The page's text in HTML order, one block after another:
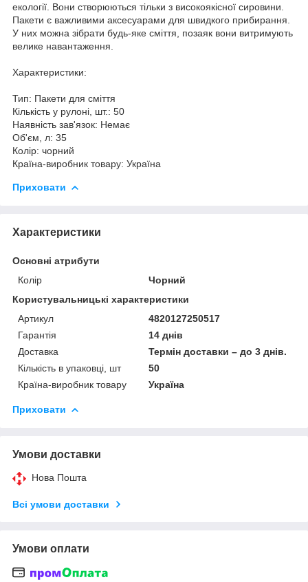
екології. Вони створюються тільки з високоякісної сировини.
Пакети є важливими аксесуарами для швидкого прибирання.
У них можна зібрати будь-яке сміття, позаяк вони витримують
велике навантаження.
Характеристики:
Тип: Пакети для сміття
Кількість у рулоні, шт.: 50
Наявність зав'язок: Немає
Об'єм, л: 35
Колір: чорний
Країна-виробник товару: Україна
Приховати
Характеристики
Основні атрибути
Колір
Чорний
Користувальницькі характеристики
Артикул
4820127250517
Гарантія
14 днів
Доставка
Термін доставки – до 3 днів.
Кількість в упаковці, шт
50
Країна-виробник товару
Україна
Приховати
Умови доставки
Нова Пошта
Всі умови доставки
Умови оплати